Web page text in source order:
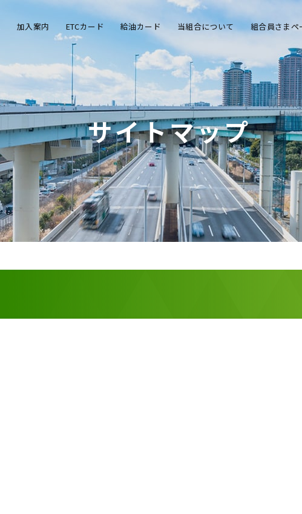
加入案内 ETCカード 給油カード 当組合について 組合員さまペ
サイトマップ